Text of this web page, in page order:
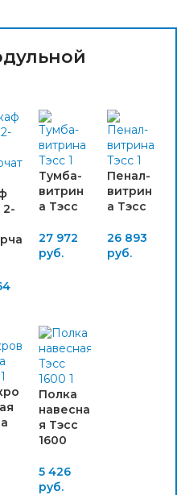
2-
Тумба-
витрин
а Тэсс
27 972
руб.
Пенал-
витрин
а Тэсс
26 893
руб.
Полка
навесна
я Тэсс
1600
5 426
руб.